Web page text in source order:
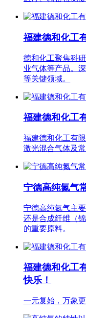
福建德和化工
德和化工聚焦科
业气体等产品。
等关键领域。
福建德和化工
福建德和化工有
激光混合气体及
宁德高纯氮气
宁德高纯氮气主
还是合成纤维（
的重要原料。
福建德和化工
快乐！
一元复始，万象